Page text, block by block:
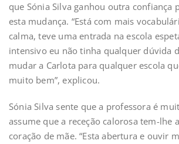
que Sónia Silva ganhou outra confiança
esta mudança. “Está com mais
calma, teve uma entrada na escola
intensivo eu não tinha qualquer dúvida
mudar a Carlota para qualquer escola
muito bem”, explicou.
Sónia Silva sente que a professora é
assume que a receção calorosa tem-lhe
coração de mãe. “Esta abertura e ouvir